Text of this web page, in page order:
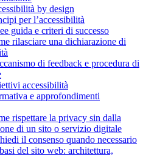
by design
per l’accessibilità
guida e criteri di successo
rilasciare una dichiarazione di
di feedback e procedura di
accessibilità
e approfondimenti
rispettare la privacy sin dalla
di un sito o servizio digitale
il consenso quando necessario
del sito web: architettura,